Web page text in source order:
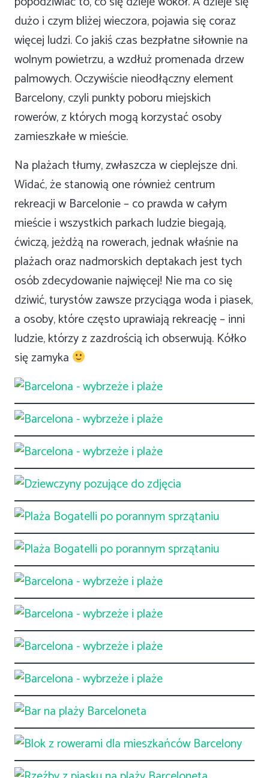
dużo i czym bliżej wieczora, pojawia się coraz
więcej ludzi. Co jakiś czas bezpłatne siłownie na
wolnym powietrzu, a wzdłuż promenada drzew
palmowych. Oczywiście nieodłączny element
Barcelony, czyli punkty poboru miejskich
rowerów, z których mogą korzystać osoby
zamieszkałe w mieście.
Na plażach tłumy, zwłaszcza w cieplejsze dni.
Widać, że stanowią one również centrum
rekreacji w Barcelonie – co prawda w całym
mieście i wszystkich parkach ludzie biegają,
ćwiczą, jeżdżą na rowerach, jednak właśnie na
plażach oraz nadmorskich deptakach jest tych
osób zdecydowanie najwięcej! Nie ma co się
dziwić, turystów zawsze przyciąga woda i piasek,
a osoby, które często uprawiają rekreację – inni
ludzie, którzy z zazdrością ich obserwują. Kółko
się zamyka